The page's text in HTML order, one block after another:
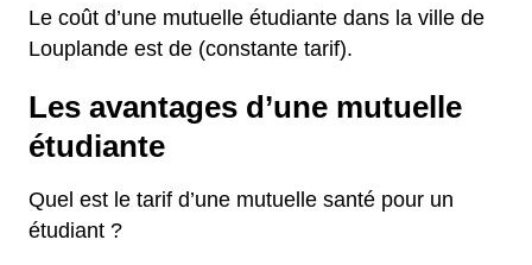
Le coût d’une mutuelle étudiante dans la ville de
Louplande est de (constante tarif).
Les avantages d’une mutuelle
étudiante
Quel est le tarif d’une mutuelle santé pour un
étudiant ?